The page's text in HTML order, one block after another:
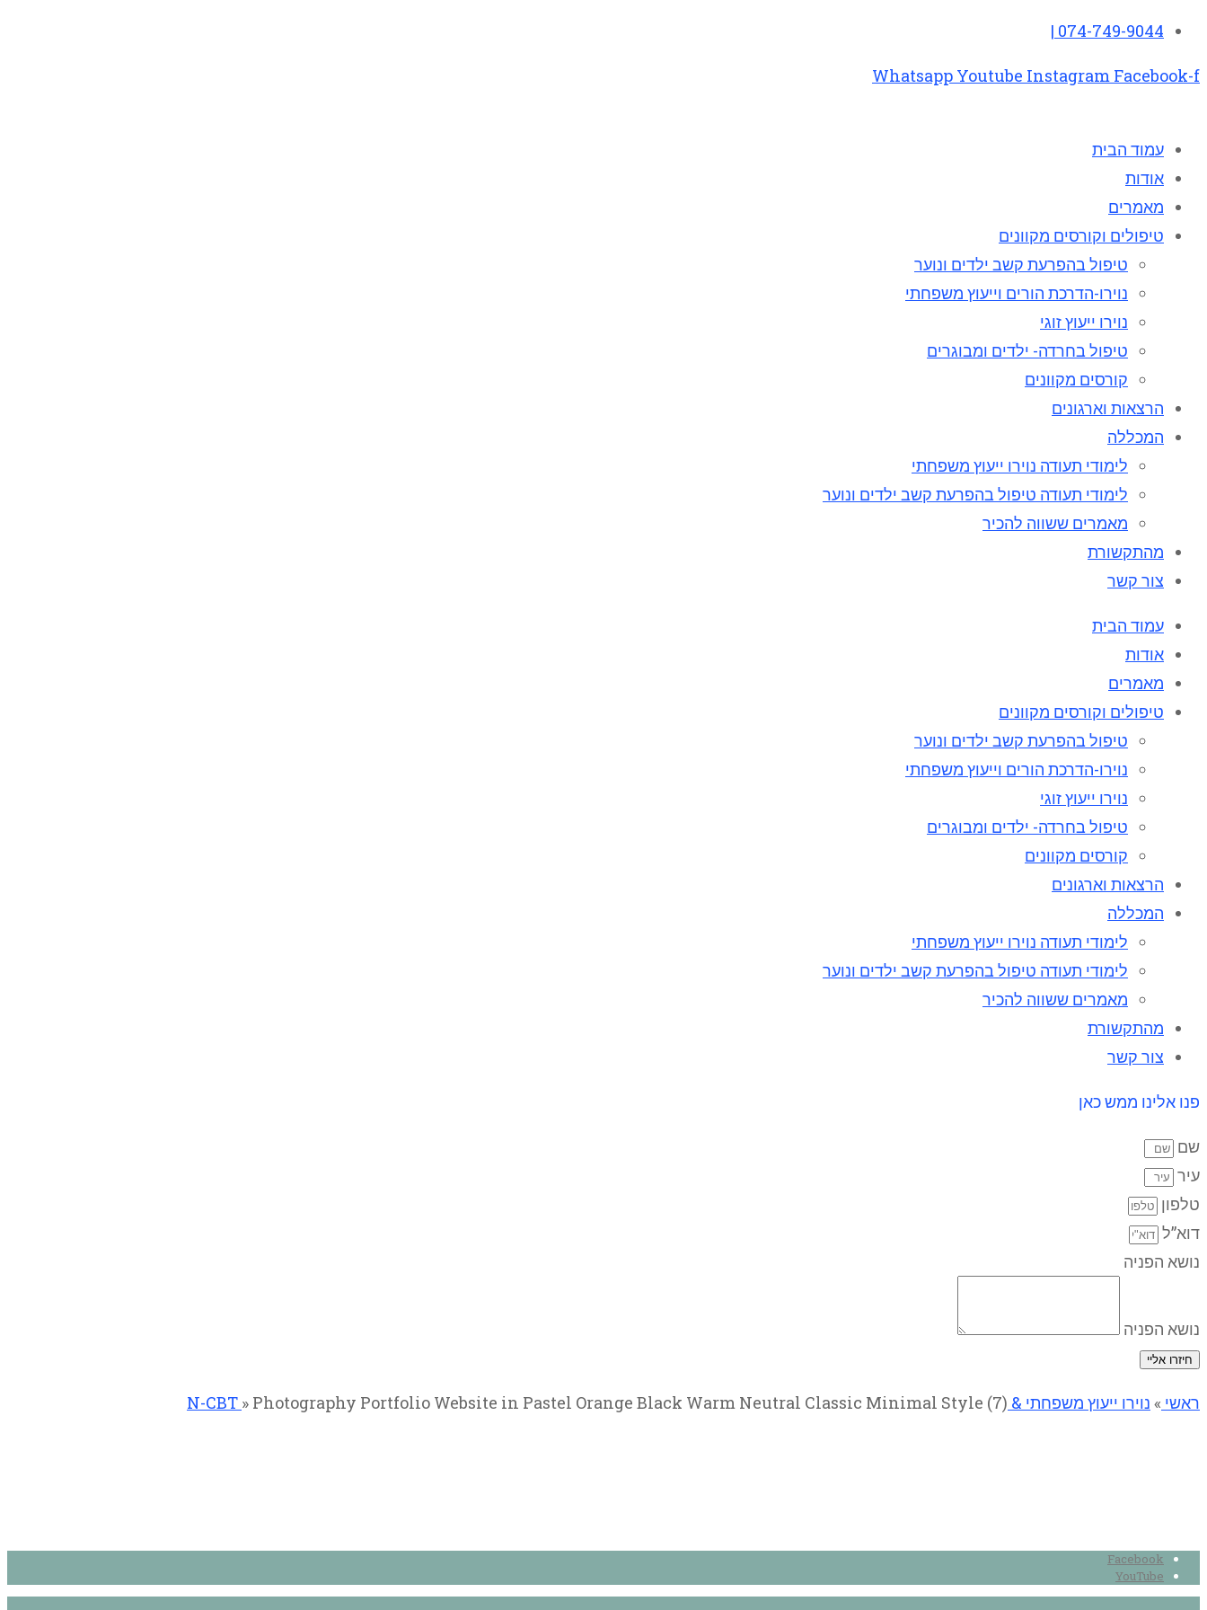
074-749-9044 |
Whatsapp Youtube Instagram Facebook-f
עמוד הבית
אודות
מאמרים
טיפולים וקורסים מקוונים
טיפול בהפרעת קשב ילדים ונוער
נוירו-הדרכת הורים וייעוץ משפחתי
נוירו ייעוץ זוגי
טיפול בחרדה- ילדים ומבוגרים
קורסים מקוונים
הרצאות וארגונים
המכללה
לימודי תעודה נוירו ייעוץ משפחתי
לימודי תעודה טיפול בהפרעת קשב ילדים ונוער
מאמרים ששווה להכיר
מהתקשורת
צור קשר
עמוד הבית
אודות
מאמרים
טיפולים וקורסים מקוונים
טיפול בהפרעת קשב ילדים ונוער
נוירו-הדרכת הורים וייעוץ משפחתי
נוירו ייעוץ זוגי
טיפול בחרדה- ילדים ומבוגרים
קורסים מקוונים
הרצאות וארגונים
המכללה
לימודי תעודה נוירו ייעוץ משפחתי
לימודי תעודה טיפול בהפרעת קשב ילדים ונוער
מאמרים ששווה להכיר
מהתקשורת
צור קשר
פנו אלינו ממש כאן
שם
עיר
טלפון
דוא”ל
נושא הפניה
נושא הפניה
חיזרו אליי
ראשי » נוירו ייעוץ משפחתי & N-CBT » Photography Portfolio Website in Pastel Orange Black Warm Neutral Classic Minimal Style (7)
Facebook
YouTube